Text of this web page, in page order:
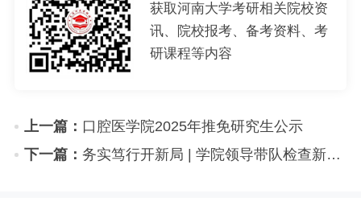
获取河南大学考研相关院校资
讯、院校报考、备考资料、考
研课程等内容
上一篇： 口腔医学院2025年推免研究生公示
下一篇： 务实笃行开新局 | 学院领导带队检查新学期教学工作